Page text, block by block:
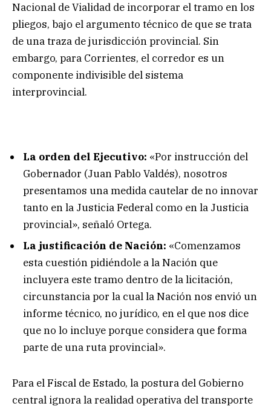
Nacional de Vialidad de incorporar el tramo en los
pliegos, bajo el argumento técnico de que se trata
de una traza de jurisdicción provincial. Sin
embargo, para Corrientes, el corredor es un
componente indivisible del sistema
interprovincial.
La orden del Ejecutivo: «Por instrucción del
Gobernador (Juan Pablo Valdés), nosotros
presentamos una medida cautelar de no innovar
tanto en la Justicia Federal como en la Justicia
provincial», señaló Ortega.
La justificación de Nación: «Comenzamos
esta cuestión pidiéndole a la Nación que
incluyera este tramo dentro de la licitación,
circunstancia por la cual la Nación nos envió un
informe técnico, no jurídico, en el que nos dice
que no lo incluye porque considera que forma
parte de una ruta provincial».
Para el Fiscal de Estado, la postura del Gobierno
central ignora la realidad operativa del transporte